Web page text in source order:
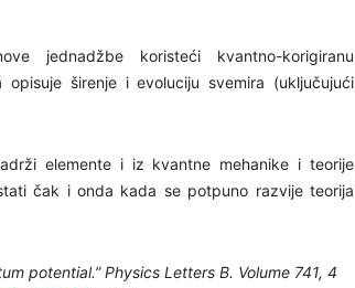
jednadžbe koristeći kvantno-korigiranu
opisuje širenje i evoluciju svemira (uključujući
elemente i iz kvantne mehanike i teorije
čak i onda kada se potpuno razvije teorija
potential.” Physics Letters B. Volume 741, 4